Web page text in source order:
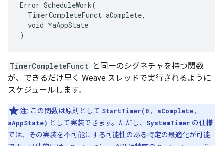
Error ScheduleWork(
  TimerCompleteFunct aComplete,
  void *aAppState
)
TimerCompleteFunct と同一のシグネチャを持つ関数
が、できるだけ早く Weave スレッドで実行されるように
スケジュールします。
注: この関数は原則として StartTimer(0, aComplete,
aAppState) として実装できます。ただし、 SystemTimer の仕様
では、その実装を不可能にする可能性のある特定の最適化が可能